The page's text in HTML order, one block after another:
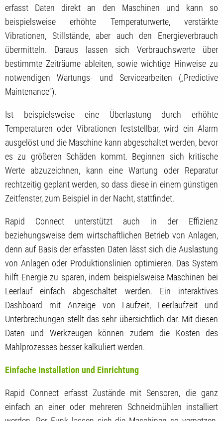
erfasst Daten direkt an den Maschinen und kann so
beispielsweise erhöhte Temperaturwerte, verstärkte
Vibrationen, Stillstände, aber auch den Energieverbrauch
übermitteln. Daraus lassen sich Verbrauchswerte über
bestimmte Zeiträume ableiten, sowie wichtige Hinweise zu
notwendigen Wartungs- und Servicearbeiten („Predictive
Maintenance“).
Ist beispielsweise eine Überlastung durch erhöhte
Temperaturen oder Vibrationen feststellbar, wird ein Alarm
ausgelöst und die Maschine kann abgeschaltet werden, bevor
es zu größeren Schäden kommt. Beginnen sich kritische
Werte abzuzeichnen, kann eine Wartung oder Reparatur
rechtzeitig geplant werden, so dass diese in einem günstigen
Zeitfenster, zum Beispiel in der Nacht, stattfindet.
Rapid Connect unterstützt auch in der Effizienz
beziehungsweise dem wirtschaftlichen Betrieb von Anlagen,
denn auf Basis der erfassten Daten lässt sich die Auslastung
von Anlagen oder Produktionslinien optimieren. Das System
hilft Energie zu sparen, indem beispielsweise Maschinen bei
Leerlauf einfach abgeschaltet werden. Ein interaktives
Dashboard mit Anzeige von Laufzeit, Leerlaufzeit und
Unterbrechungen stellt das sehr übersichtlich dar. Mit diesen
Daten und Werkzeugen können zudem die Kosten des
Mahlprozesses besser kalkuliert werden.
Einfache Installation und Einrichtung
Rapid Connect erfasst Zustände mit Sensoren, die ganz
einfach an einer oder mehreren Schneidmühlen installiert